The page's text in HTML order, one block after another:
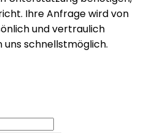
Ihre Anfrage wird von
und vertraulich
schnellstmöglich.